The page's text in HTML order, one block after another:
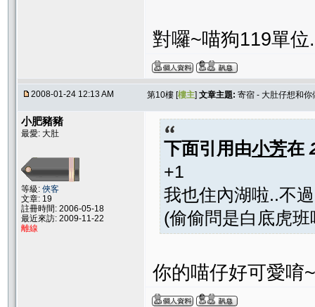
對囉~喵狗119單
2008-01-24 12:13 AM 第10樓 [樓主] 文章主題: 寄宿 - 大肚仔想和你
小肥豬豬
最愛: 大肚
等級: 俠客
文章: 19
註冊時間: 2006-05-18
最近來訪: 2009-11-22
離線
下面引用由小芳在
+1
我也住內湖啦..不
(偷偷問是白底虎班
你的喵仔好可愛唷